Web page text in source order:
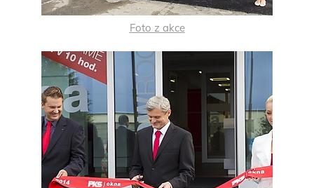
Foto z akce